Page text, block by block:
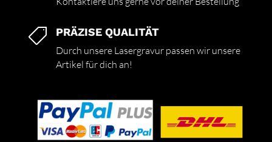
 PRÄZISE QUALITÄT
Durch unsere Lasergravur passen wir unsere
Artikel für dich an!